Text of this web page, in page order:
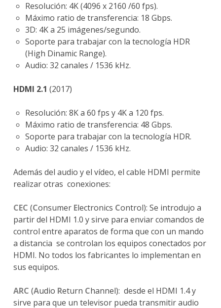
Resolución: 4K (4096 x 2160 /60 fps).
Máximo ratio de transferencia: 18 Gbps.
3D: 4K a 25 imágenes/segundo.
Soporte para trabajar con la tecnología HDR
(High Dinamic Range).
Audio: 32 canales / 1536 kHz.
HDMI 2.1 (2017)
Resolución: 8K a 60 fps y 4K a 120 fps.
Máximo ratio de transferencia: 48 Gbps.
Soporte para trabajar con la tecnología HDR.
Audio: 32 canales / 1536 kHz.
Además del audio y el vídeo, el cable HDMI permite
realizar otras conexiones:
CEC (Consumer Electronics Control): Se introdujo a
partir del HDMI 1.0 y sirve para enviar comandos de
control entre aparatos de forma que con un mando
a distancia se controlan los equipos conectados por
HDMI. No todos los fabricantes lo implementan en
sus equipos.
ARC (Audio Return Channel): desde el HDMI 1.4 y
sirve para que un televisor pueda transmitir audio